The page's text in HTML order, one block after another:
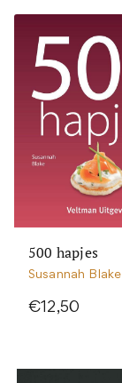
500 hapjes
Susannah Blake
€12,50